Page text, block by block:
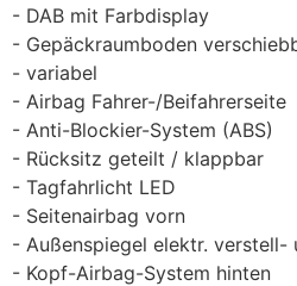
DAB mit Farbdisplay
Gepäckraumboden
variabel
Airbag Fahrer-/Beifahrerseite
Anti-Blockier-System (ABS)
Rücksitz geteilt / klappbar
Tagfahrlicht LED
Seitenairbag vorn
Außenspiegel elektr. verstell-
Kopf-Airbag-System hinten